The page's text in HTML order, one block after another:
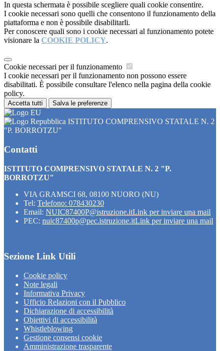
In questa schermata è possibile scegliere quali cookie consentire.
I cookie necessari sono quelli che consentono il funzionamento della
piattaforma e non è possibile disabilitarli.
Per conoscere quali sono i cookie necessari al funzionamento potete
visionare la COOKIE POLICY.
Cookie necessari per il funzionamento
I cookie necessari per il funzionamento non possono essere
disabilitati. È possibile consultare l'elenco nella pagina della cookie
policy.
Accetta tutti Salva le preferenze
ISTITUTO COMPRENSIVO STATALE N. 2
"P. BORROTZU"
Contatti
ISTITUTO COMPRENSIVO STATALE N. 2 "P.
BORROTZU"
VIA GRAMSCI 68, 08100 NUORO (NU)
Tel: Telefono: 078430230
Email: NUIC87400P@istruzione.itLink per inviare una mail
PEC: nuic87400p@pec.istruzione.itLink per inviare una mail
Sezione Link Utili
Cookie policy
Note legali
Informativa Privacy
Ufficio Relazioni con il Pubblico
Dichiarazione di accessibilità
Obiettivi di accessibilità
Whistleblowing
Gestione consensi cookie
Amministrazione trasparente